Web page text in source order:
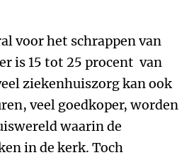
voor het schrappen van
is 15 tot 25 procent van
ziekenhuiszorg kan ook
veel goedkoper, worden
waarin de
in de kerk. Toch